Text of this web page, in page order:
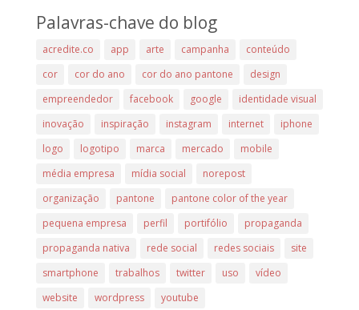
Palavras-chave do blog
acredite.co app arte campanha
conteúdo
cor
cor do ano cor do ano pantone
design
empreendedor
facebook google
identidade visual
inovação
inspiração instagram internet
iphone
logo
logotipo marca mercado
mobile
média empresa
mídia social
norepost
organização
pantone
pantone color of the year
pequena empresa
perfil portifólio
propaganda
propaganda nativa
rede social redes sociais
site
smartphone
trabalhos twitter uso
vídeo
website
wordpress youtube